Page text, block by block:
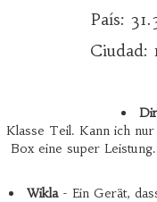
País:
Ciudad:
Klasse Teil. Kann ich
Box eine super
Wikla- Ein Gerät,